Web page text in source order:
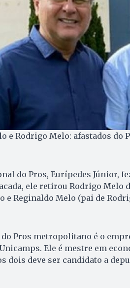
e Rodrigo Melo: afastados do
do Pros, Eurípedes Júnior,
ele retirou Rodrigo Melo
e Reginaldo Melo (pai de
Pros metropolitano é o
Ele é mestre em
dois deve ser candidato a